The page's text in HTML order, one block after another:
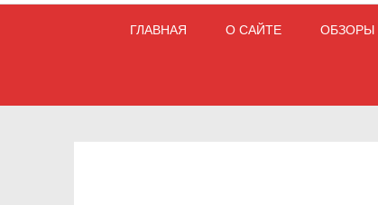
ГЛАВНАЯ О САЙТЕ ОБЗОРЫ